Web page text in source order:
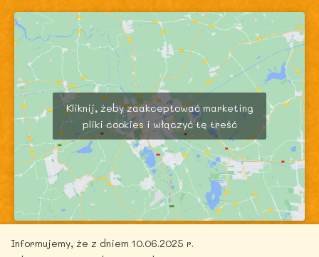
Kliknij, żeby zaakceptować marketing
pliki cookies i włączyć tę treść
Informujemy, że z dniem 10.06.2025 r.